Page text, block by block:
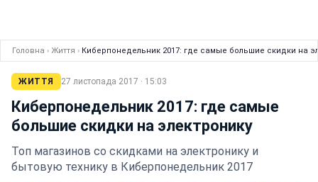
Головна › Життя › Киберпонедельник 2017: где самые большие скидки на
ЖИТТЯ 27 листопада 2017 · 15:03
Киберпонедельник 2017: где самые
большие скидки на электронику
Топ магазинов со скидками на электронику и
бытовую технику в Киберпонедельник 2017